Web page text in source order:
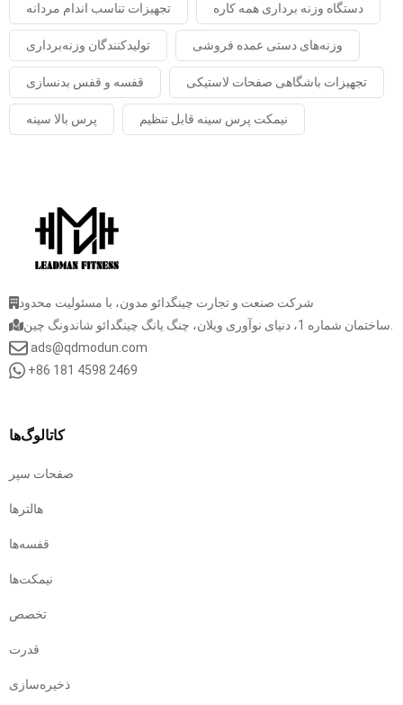
تجهیزات تناسب اندام مردانه دستگاه وزنه برداری همه کاره
تولیدکنندگان وزنه‌برداری وزنه‌های دستی عمده فروشی
قفسه و قفس بدنسازی تجهیزات باشگاهی صفحات لاستیکی
پرس بالا سینه نیمکت پرس سینه قابل تنظیم
شرکت صنعت و تجارت چینگدائو مدون، با مسئولیت محدود
ساختمان شماره 1، دنیای نوآوری ویلان، چنگ یانگ چینگدائو شاندونگ چین.
ads@qdmodun.com
+86 181 4598 2469
کاتالوگ‌ها
صفحات سپر
هالترها
قفسه‌ها
نیمکت‌ها
تخصص
قدرت
ذخیره‌سازی